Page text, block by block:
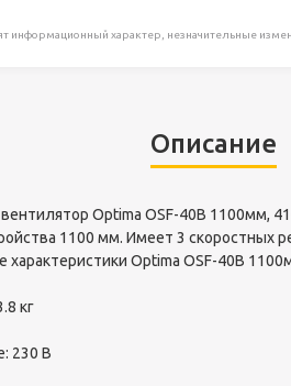
информационный характер, незначительные
Описание
Optima OSF-40B 1100мм,
1100 мм. Имеет 3 скоростных
характеристики Optima OSF-40B
кг
230 В